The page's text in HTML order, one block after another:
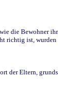
die Bewohner
richtig ist,
der Eltern,